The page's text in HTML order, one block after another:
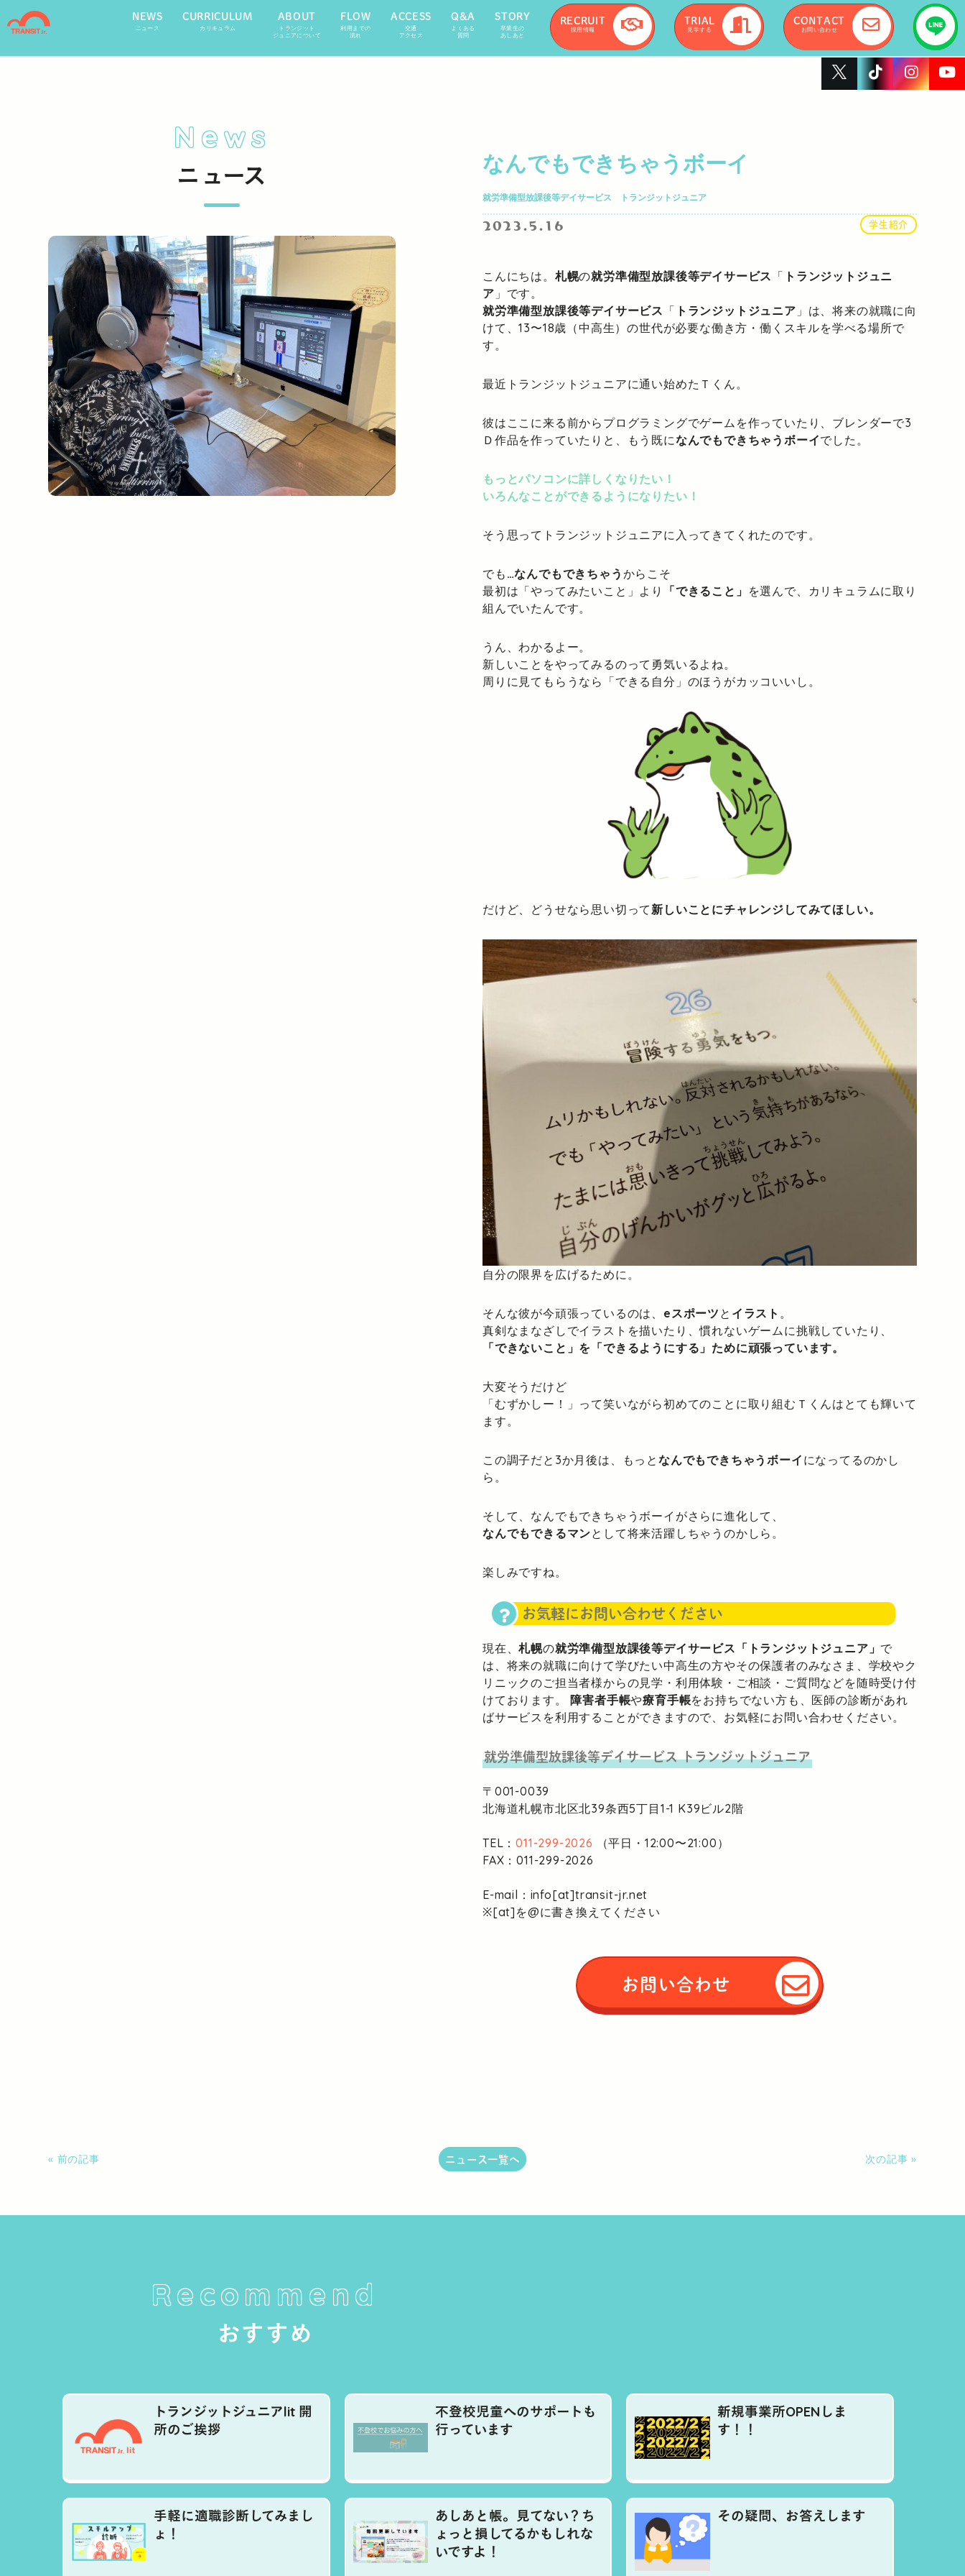
NEWS
ニュース
CURRICULUM
カリキュラム
ABOUT
トランジット
ジュニアについて
FLOW
利用までの
流れ
ACCESS
交通
アクセス
Q&A
よくある
質問
STORY
卒業生の
あしあと
RECRUIT
採用情報
TRIAL
見学する
CONTACT
お問い合わせ
News
ニュース なんでもできちゃうボーイ
就労準備型放課後等デイサービス トランジットジュニア
2023.5.16 学生紹介
こんにちは。 札幌の就労準備型放課後等デイサービス 「 トランジットジュニ
ア 」です。
就労準備型放課後等デイサービス 「 トランジットジュニア 」は、将来の就職に向
けて、13〜18歳（中高生）の世代が必要な働き方・働くスキルを学べる場所で
す。
最近トランジットジュニアに通い始めたＴくん。
彼はここに来る前からプログラミングでゲームを作っていたり、ブレンダーで3
Ｄ作品を作っていたりと、もう既になんでもできちゃうボーイでした。
もっとパソコンに詳しくなりたい！
いろんなことができるようになりたい！
そう思ってトランジットジュニアに入ってきてくれたのです。
でも …なんでもできちゃう からこそ
最初は「やってみたいこと」より
「できること」 を選んで、カリキュラムに取り
組んでいたんです。
うん、わかるよー。
新しいことをやってみるのって勇気いるよね。
周りに見てもらうなら「できる自分」のほうがカッコいいし。
だけど、どうせなら思い切って新しいことにチャレンジしてみてほしい。
自分の限界を広げるために。
そんな彼が今頑張っているのは、 eスポーツ と イラスト 。
真剣なまなざしでイラストを描いたり、慣れないゲームに挑戦していたり、
「できないこと」を「できるようにする」ために頑張っています。
大変そうだけど
「むずかしー！」って笑いながら初めてのことに取り組むＴくんはとても輝いて
ます。
この調子だと3か月後は、もっと なんでもできちゃうボーイ になってるのかし
ら。
そして、なんでもできちゃうボーイがさらに進化して、
なんでもできるマンとして将来活躍しちゃうのかしら。
楽しみですね。
お気軽にお問い合わせください
現在、札幌の就労準備型放課後等デイサービス「トランジットジュニア」 で
は、将来の就職に向けて学びたい中高生の方やその保護者のみなさま、学校やク
リニックのご担当者様からの見学・利用体験・ご相談・ご質問などを随時受け付
けております。障害者手帳や療育手帳をお持ちでない方も、医師の診断があれ
ばサービスを利用することができますので、お気軽にお問い合わせください。
就労準備型放課後等デイサービストランジットジュニア
〒001-0039
北海道札幌市北区北39条西5丁目1-1 K39ビル2階
TEL：011-299-2026 （平日・12:00〜21:00）
FAX：011-299-2026
E-mail：info[at]transit-jr.net
※[at]を@に書き換えてください
お問い合わせ
« 前の記事 ニュース一覧へ 次の記事 »
Recommend
おすすめ
トランジットジュニアlit 開
所のご挨拶
不登校児童へのサポートも
行っています
新規事業所OPENしま
す！！
手軽に適職診断してみまし
ょ！
あしあと帳。見てない？ち
ょっと損してるかもしれな
いですよ！
その疑問、お答えします